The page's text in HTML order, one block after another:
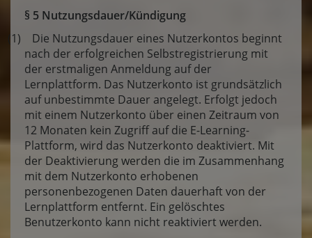
§ 5 Nutzungsdauer/Kündigung
(1) Die Nutzungsdauer eines Nutzerkontos beginnt
nach der erfolgreichen Selbstregistrierung mit
der erstmaligen Anmeldung auf der
Lernplattform. Das Nutzerkonto ist grundsätzlich
auf unbestimmte Dauer angelegt. Erfolgt jedoch
mit einem Nutzerkonto über einen Zeitraum von
12 Monaten kein Zugriff auf die E-Learning-
Plattform, wird das Nutzerkonto deaktiviert. Mit
der Deaktivierung werden die im Zusammenhang
mit dem Nutzerkonto erhobenen
personenbezogenen Daten dauerhaft von der
Lernplattform entfernt. Ein gelöschtes
Benutzerkonto kann nicht reaktiviert werden.